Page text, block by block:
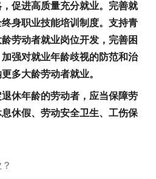
促进高质量充分就业。完善就
身职业技能培训制度。支持青
劳动者就业岗位开发，完善困
强对就业年龄歧视的防范和治
多大龄劳动者就业。
休年龄的劳动者，应当保障劳
休假、劳动安全卫生、工伤保